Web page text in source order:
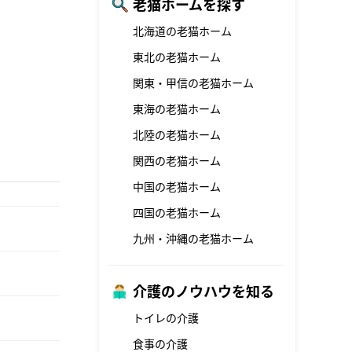
老猫ホームを探す
北海道の老猫ホーム
東北の老猫ホーム
関東・甲信の老猫ホーム
東海の老猫ホーム
北陸の老猫ホーム
関西の老猫ホーム
中国の老猫ホーム
四国の老猫ホーム
九州・沖縄の老猫ホーム
介護のノウハウを知る
トイレの介護
食事の介護